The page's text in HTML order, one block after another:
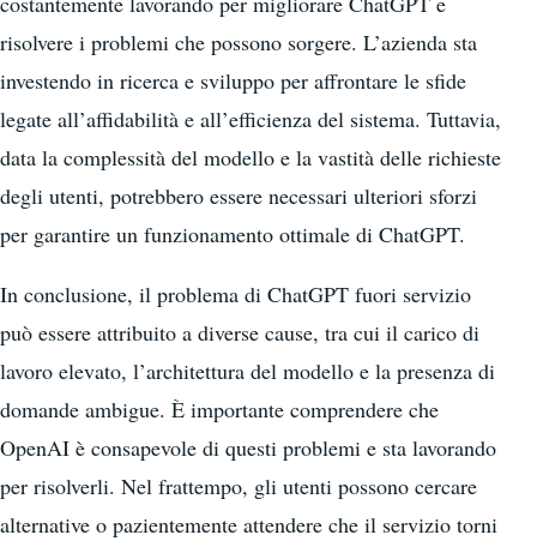
risolvere i problemi che possono sorgere. L’azienda sta
investendo in ricerca e sviluppo per affrontare le sfide
legate all’affidabilità e all’efficienza del sistema. Tuttavia,
data la complessità del modello e la vastità delle richieste
degli utenti, potrebbero essere necessari ulteriori sforzi
per garantire un funzionamento ottimale di ChatGPT.
In conclusione, il problema di ChatGPT fuori servizio
può essere attribuito a diverse cause, tra cui il carico di
lavoro elevato, l’architettura del modello e la presenza di
domande ambigue. È importante comprendere che
OpenAI è consapevole di questi problemi e sta lavorando
per risolverli. Nel frattempo, gli utenti possono cercare
alternative o pazientemente attendere che il servizio torni